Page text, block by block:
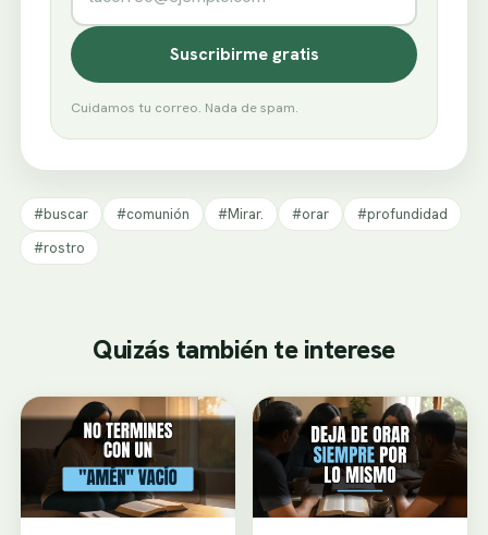
Suscribirme gratis
Cuidamos tu correo. Nada de spam.
#buscar #comunión #Mirar. #orar
#profundidad
#rostro
Quizás también te interese